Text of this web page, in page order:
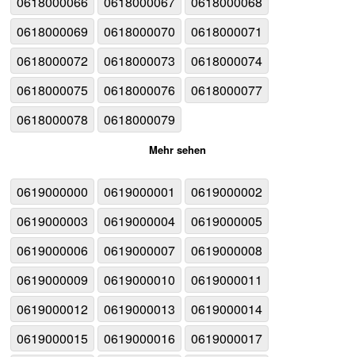
0618000069
0618000070
0618000071
0618000072
0618000073
0618000074
0618000075
0618000076
0618000077
0618000078
0618000079
Mehr sehen
0619000000 0619000001
0619000002
0619000003
0619000004
0619000005
0619000006
0619000007
0619000008
0619000009
0619000010
0619000011
0619000012
0619000013
0619000014
0619000015
0619000016
0619000017